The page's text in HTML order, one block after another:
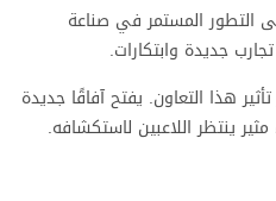
التطور المستمر في صناعة
جديدة وابتكارات.
هذا التعاون. يفتح آفاقًا جديدة
ينتظر اللاعبين لاستكشافه.